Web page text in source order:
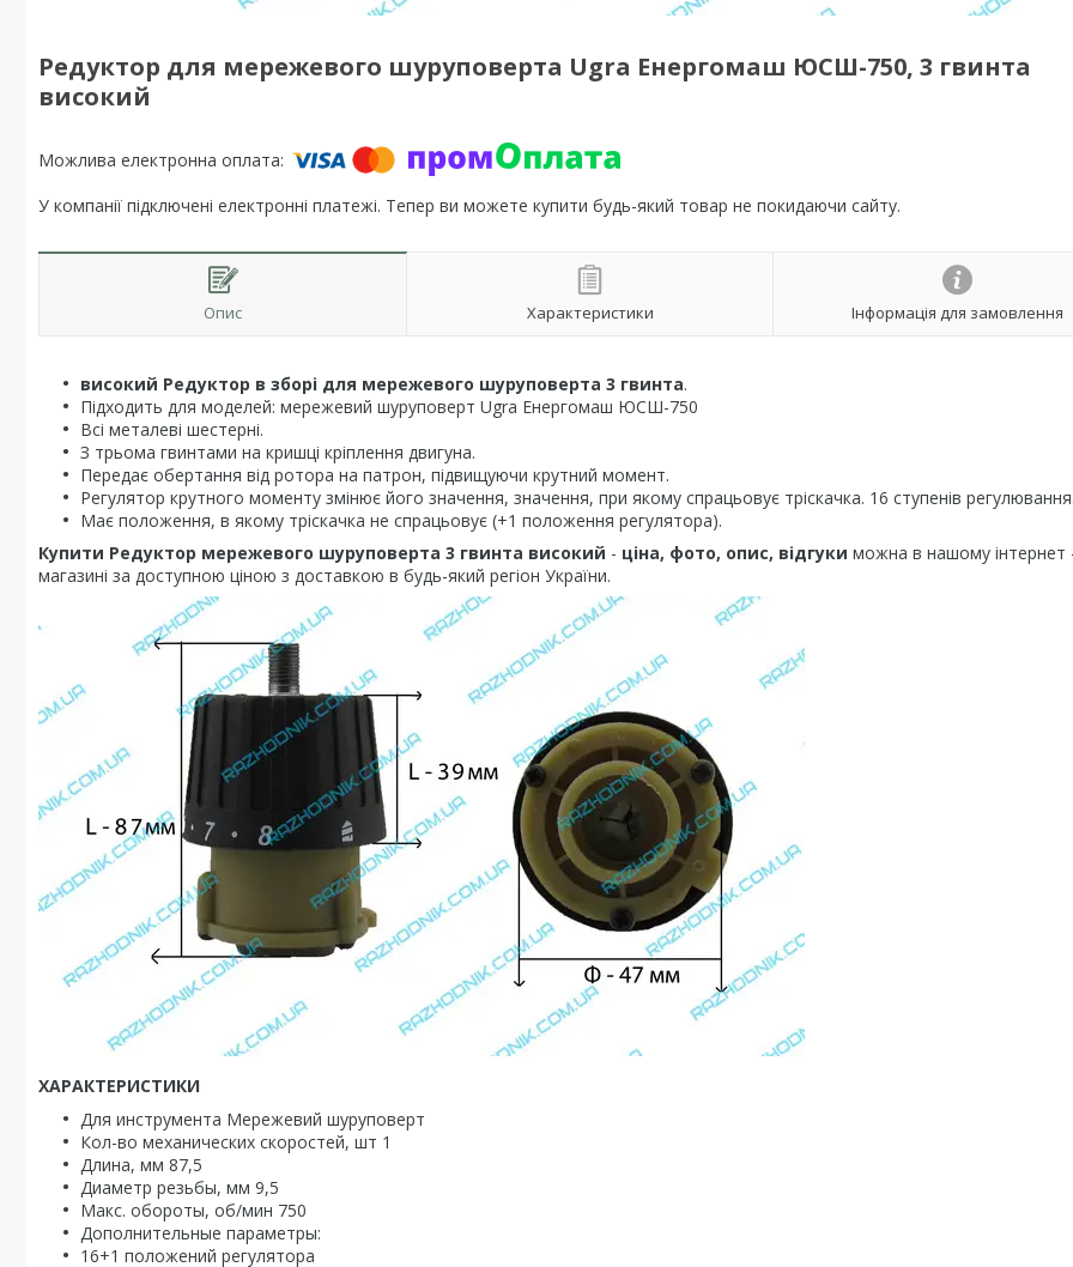
Редуктор для мережевого шуруповерта Ugra Енергомаш ЮСШ-750, 3 гвинта
високий
У компанії підключені електронні платежі. Тепер ви можете купити будь-який товар не покидаючи сайту.
Опис Характеристики Інформація для замовлення
високий Редуктор в зборі для мережевого шуруповерта 3 гвинта.
Підходить для моделей: мережевий шуруповерт Ugra Енергомаш ЮСШ-750
Всі металеві шестерні.
З трьома гвинтами на кришці кріплення двигуна.
Передає обертання від ротора на патрон, підвищуючи крутний момент.
Регулятор крутного моменту змінює його значення, значення, при якому спрацьовує тріскачка. 16 ступенів
Має положення, в якому тріскачка не спрацьовує (+1 положення регулятора).
Купити Редуктор мережевого шуруповерта 3 гвинта високий - ціна, фото, опис, відгуки можна в нашому інтернет
магазині за доступною ціною з доставкою в будь-який регіон України.
ХАРАКТЕРИСТИКИ
Для инструмента Мережевий шуруповерт
Кол-во механических скоростей, шт 1
Длина, мм 87,5
Диаметр резьбы, мм 9,5
Макс. обороты, об/мин 750
Дополнительные параметры:
16+1 положений регулятора